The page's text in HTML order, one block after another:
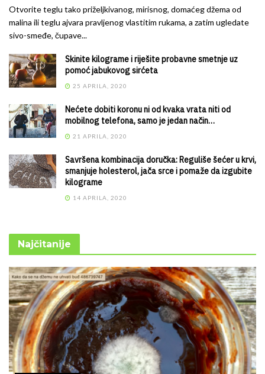
Otvorite teglu tako priželjkivanog, mirisnog, domaćeg džema od
malina ili teglu ajvara pravljenog vlastitim rukama, a zatim ugledate
sivo-smeđe, čupave...
Skinite kilograme i riješite probavne smetnje uz
pomoć jabukovog sirćeta
25 APRILA, 2020
Nećete dobiti koronu ni od kvaka vrata niti od
mobilnog telefona, samo je jedan način…
21 APRILA, 2020
Savršena kombinacija doručka: Reguliše šećer u krvi,
smanjuje holesterol, jača srce i pomaže da izgubite
kilograme
14 APRILA, 2020
Najčitanije